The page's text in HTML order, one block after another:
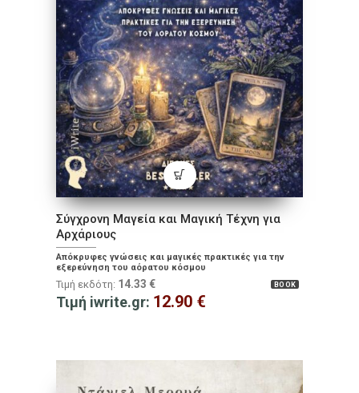
Σύγχρονη Μαγεία και Μαγική Τέχνη για
Αρχάριους
Απόκρυφες γνώσεις και μαγικές πρακτικές για την
εξερεύνηση του αόρατου κόσμου
BOOK
Τιμή εκδότη: 14.33 €
Τιμή iwrite.gr: 12.90 €